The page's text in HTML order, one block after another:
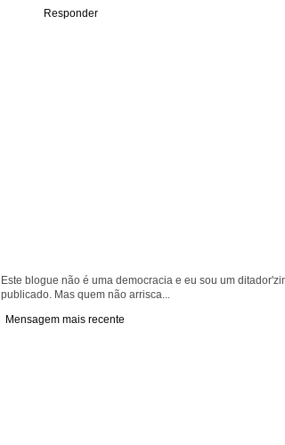
Responder
Este blogue não é uma democracia e eu sou um
publicado. Mas quem não arrisca...
Mensagem mais recente